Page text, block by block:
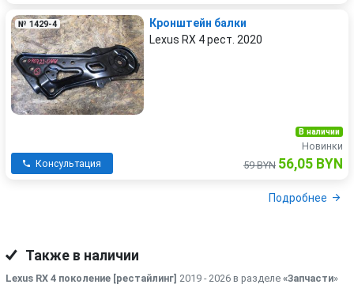
№ 1429-4
Кронштейн балки
Lexus RX 4 рест. 2020
Консультация
В наличии
Новинки
59 BYN 56,05 BYN
Подробнее
Также в наличии
Lexus RX 4 поколение [рестайлинг] 2019 - 2026 в разделе «Запчасти»